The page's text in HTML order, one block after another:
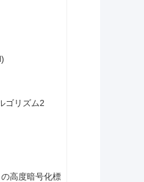
ゴリズム2
高度暗号化標